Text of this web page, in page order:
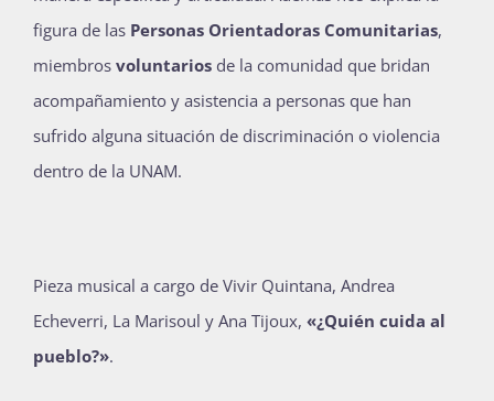
figura de las Personas Orientadoras Comunitarias,
miembros voluntarios de la comunidad que bridan
acompañamiento y asistencia a personas que han
sufrido alguna situación de discriminación o violencia
dentro de la UNAM.
Pieza musical a cargo de Vivir Quintana, Andrea
Echeverri, La Marisoul y Ana Tijoux, «¿Quién cuida al
pueblo?».